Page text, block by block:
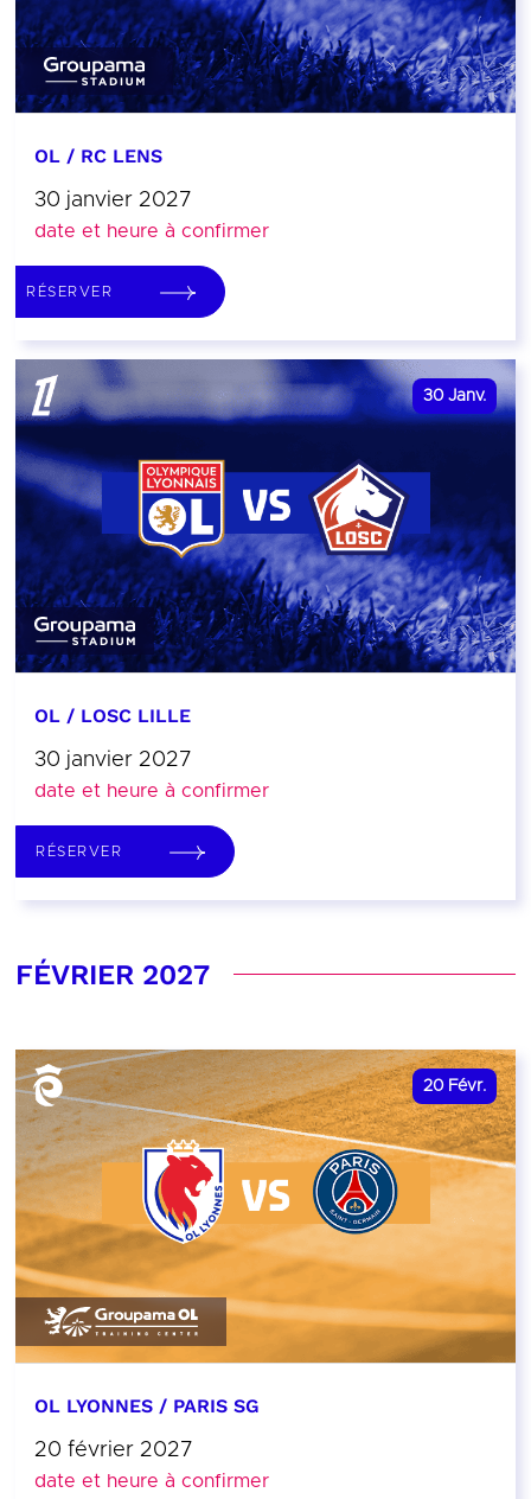
OL / RC LENS
30 janvier 2027
date et heure à confirmer
RÉSERVER
30 Janv.
OL / LOSC LILLE
30 janvier 2027
date et heure à confirmer
RÉSERVER
FÉVRIER 2027
20 Févr.
OL LYONNES / PARIS SG
20 février 2027
date et heure à confirmer